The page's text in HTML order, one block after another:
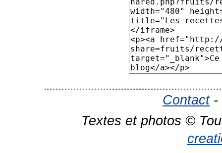
Contact-
Textes et photos ©